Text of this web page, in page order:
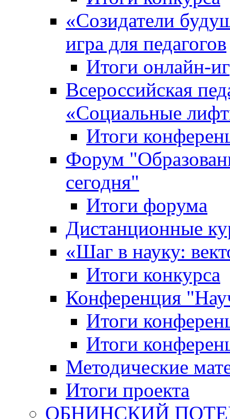
«Cозидатели
игра для педагогов
Итоги онлайн-
Всероссийская
«Cоциальные
Итоги
Форум
сегодня"
Итоги форума
Дистанционные
«Шаг в науку:
Итоги конкурса
Конференция
Итоги
Итоги
Методические
Итоги проекта
ОБНИНСКИЙ